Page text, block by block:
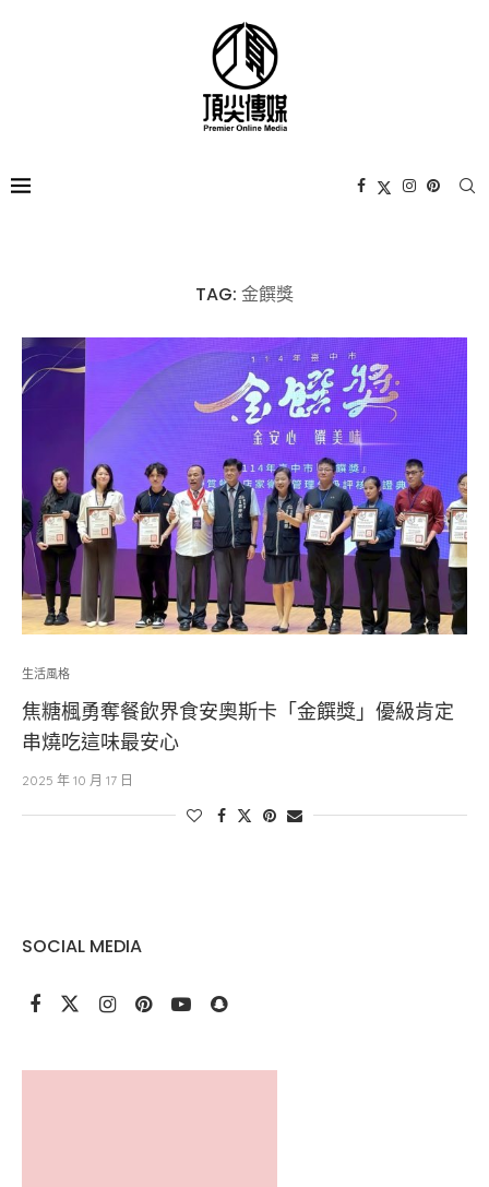
TAG: 金饌獎
生活風格
焦糖楓勇奪餐飲界食安奧斯卡「金饌獎」優級肯定
串燒吃這味最安心
2025 年 10 月 17 日
SOCIAL MEDIA